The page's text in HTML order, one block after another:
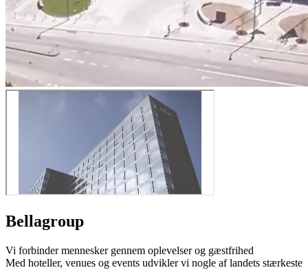
Bellagroup
Vi forbinder mennesker gennem oplevelser og gæstfrihed
Med hoteller, venues og events udvikler vi nogle af landets stærkeste